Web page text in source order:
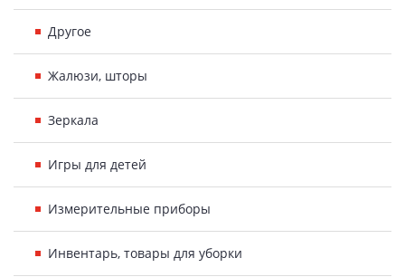
Другое
Жалюзи, шторы
Зеркала
Игры для детей
Измерительные приборы
Инвентарь, товары для уборки